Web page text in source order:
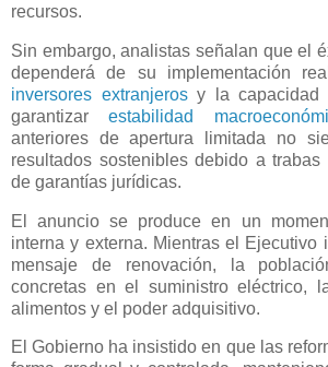
recursos.
Sin embargo, analistas señalan que el
dependerá de su implementación
inversores extranjerosy la capacidad
garantizarestabilidad
anteriores de apertura limitada no
resultados sostenibles debido a trabas
de garantías jurídicas.
El anuncio se produce en un
interna y externa. Mientras el Ejecutivo
mensaje de renovación, la
concretas en el suministro eléctrico,
alimentos y el poder adquisitivo.
El Gobierno ha insistido en que las